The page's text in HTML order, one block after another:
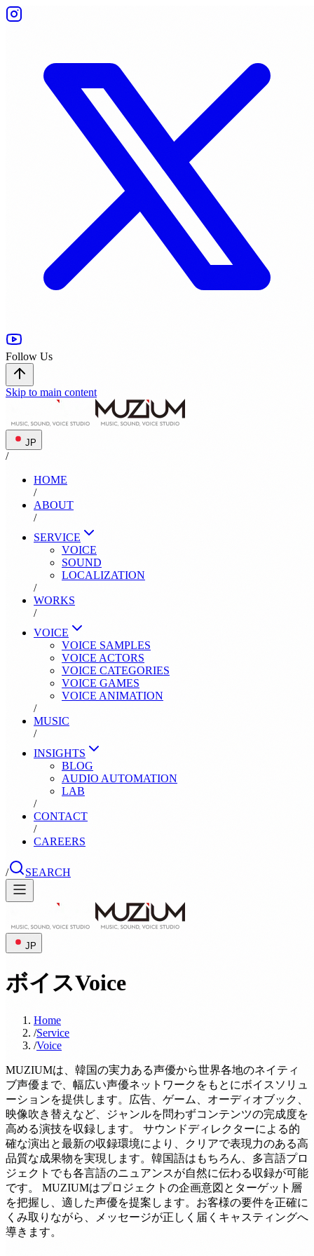
Follow Us
Skip to main content
JP
/
HOME
/
ABOUT
/
SERVICE
VOICE
SOUND
LOCALIZATION
/
WORKS
/
VOICE
VOICE SAMPLES
VOICE ACTORS
VOICE CATEGORIES
VOICE GAMES
VOICE ANIMATION
/
MUSIC
/
INSIGHTS
BLOG
AUDIO AUTOMATION
LAB
/
CONTACT
/
CAREERS
/ SEARCH
JP
ボイスVoice
Home
/Service
/Voice
MUZIUMは、韓国の実力ある声優から世界各地のネイティ
ブ声優まで、幅広い声優ネットワークをもとにボイスソリュ
ーションを提供します。広告、ゲーム、オーディオブック、
映像吹き替えなど、ジャンルを問わずコンテンツの完成度を
高める演技を収録します。 サウンドディレクターによる的
確な演出と最新の収録環境により、クリアで表現力のある高
品質な成果物を実現します。韓国語はもちろん、多言語プロ
ジェクトでも各言語のニュアンスが自然に伝わる収録が可能
です。 MUZIUMはプロジェクトの企画意図とターゲット層
を把握し、適した声優を提案します。お客様の要件を正確に
くみ取りながら、メッセージが正しく届くキャスティングへ
導きます。